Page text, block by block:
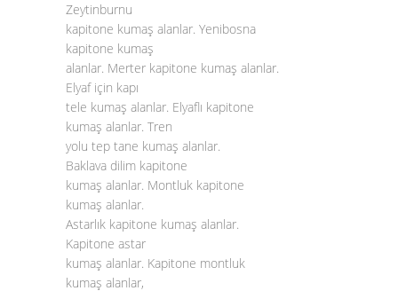
Zeytinburnu
kapitone kumaş alanlar. Yenibosna
kapitone kumaş
alanlar. Merter kapitone kumaş alanlar.
Elyaf için kapı
tele kumaş alanlar. Elyaflı kapitone
kumaş alanlar. Tren
yolu tep tane kumaş alanlar.
Baklava dilim kapitone
kumaş alanlar. Montluk kapitone
kumaş alanlar.
Astarlık kapitone kumaş alanlar.
Kapitone astar
kumaş alanlar. Kapitone montluk
kumaş alanlar,